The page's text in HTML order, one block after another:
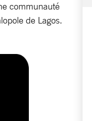
communauté
de Lagos.